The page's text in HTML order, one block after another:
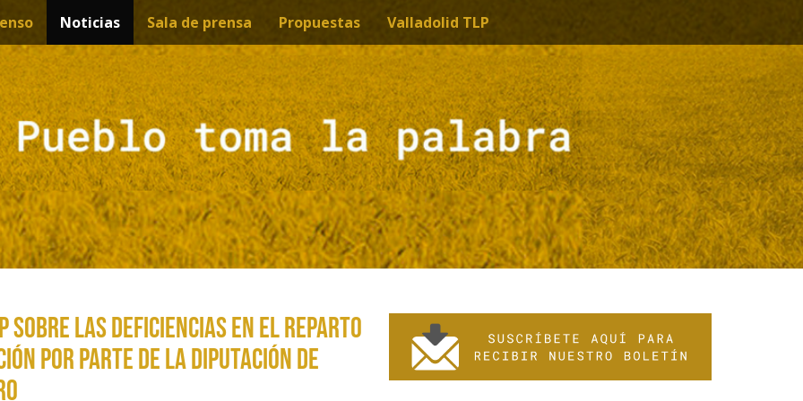
Noticias Sala de prensa Propuestas Valladolid TLP
sobre las deficiencias en el reparto
por parte de la Diputación de